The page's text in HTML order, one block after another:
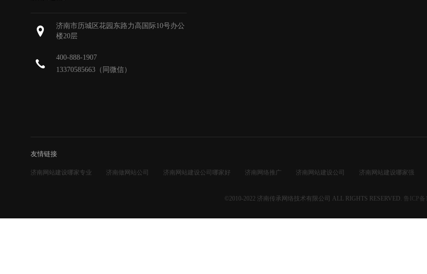
济南市历城区花园东路力高国际10号办公
楼20层
400-888-1907
13370585663（同微信）
友情链接
济南网站建设哪家专业 济南做网站公司 济南网站建设公司哪家好 济南网络推广 济南网站建设公司 济南网站建设哪家强
©2010-2022 济南传承网络技术有限公司 ALL RIGHTS RESERVED. 鲁ICP备